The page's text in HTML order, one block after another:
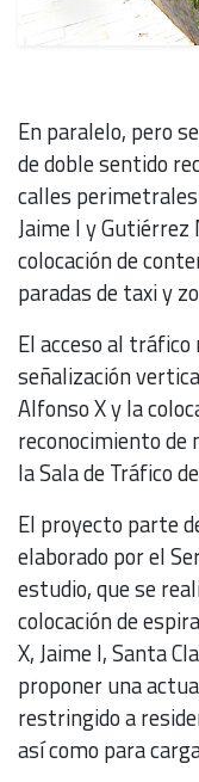
En paralelo, pero
de doble sentido
calles
Jaime I y
colocación de
paradas de taxi y
El acceso al
señalización
Alfonso X y la
reconocimiento de
la Sala de Tráfico
El proyecto parte
elaborado por el
estudio, que se
colocación de
X, Jaime I, Santa
proponer una
restringido a
así como para